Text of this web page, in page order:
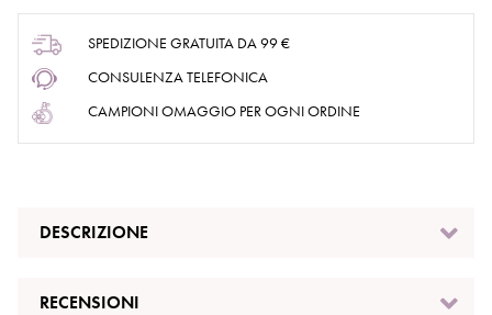
SPEDIZIONE GRATUITA DA 99 €
CONSULENZA TELEFONICA
CAMPIONI OMAGGIO PER OGNI ORDINE
DESCRIZIONE
RECENSIONI